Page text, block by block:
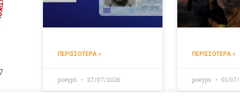
ΠΕΡΙΣΣΌΤΕΡΑ »
poeyps 27/07/2026
ΠΕΡΙΣΣΌΤΕΡΑ »
poeyps 01/